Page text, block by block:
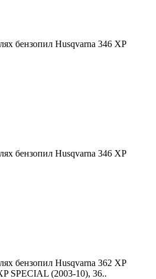
бензопил Husqvarna 346 XP
бензопил Husqvarna 346 XP
бензопил Husqvarna 362 XP
SPECIAL (2003-10), 36..